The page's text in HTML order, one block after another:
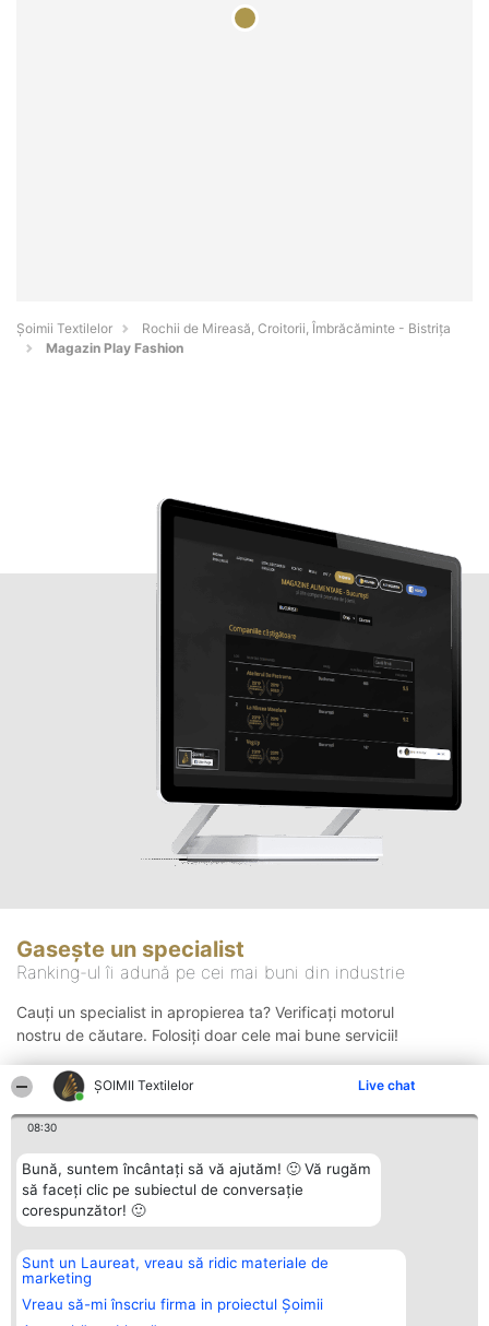
ȘOIMII Textilelor Live chat
08:30
Bună, suntem încântați să vă ajutăm! 🙂 Vă rugăm
să faceți clic pe subiectul de conversație
corespunzător! 🙂
Sunt un Laureat, vreau să ridic materiale de
marketing
Vreau să-mi înscriu firma in proiectul Șoimii
Șoimii Textilelor
Rochii de Mireasă, Croitorii, Îmbrăcăminte - Bistriţa
Magazin Play Fashion
Gasește un specialist
Ranking-ul îi adună pe cei mai buni din industrie
Cauți un specialist in apropierea ta? Verificați motorul
nostru de căutare. Folosiți doar cele mai bune servicii!
Organizator Ranking
BRIGHT SOLUTIONS BR SRL
Aleea Timisul De Sus 2 Bl. A30
Sc. A Et. 4 Ap. 13 Cod 061952
Plebiscyt
Lista Tuturor
Laureaților
Contact